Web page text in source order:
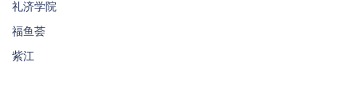
礼济学院
福鱼荟
紫江